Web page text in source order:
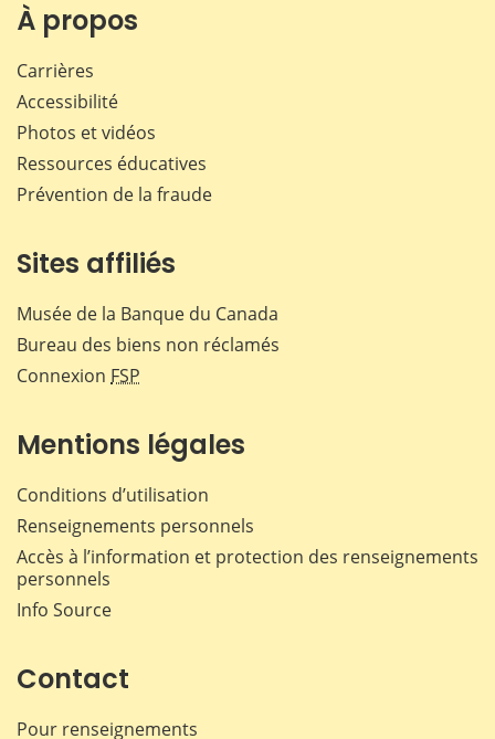
À propos
Carrières
Accessibilité
Photos et vidéos
Ressources éducatives
Prévention de la fraude
Sites affiliés
Musée de la Banque du Canada
Bureau des biens non réclamés
Connexion FSP
Mentions légales
Conditions d’utilisation
Renseignements personnels
Accès à l’information et protection des renseignements
personnels
Info Source
Contact
Pour renseignements